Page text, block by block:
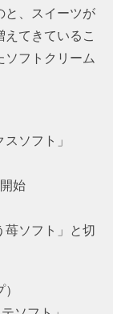
と、スイーツが
てきているこ
ソフトクリーム
ソフト」
始
ソフト」と切